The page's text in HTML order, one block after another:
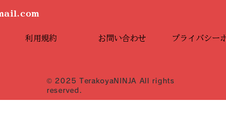
利用規約 お問い合わせ プライバシー
© 2025 TerakoyaNINJA All rights
reserved.